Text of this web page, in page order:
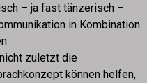
– ja fast tänzerisch –
in Kombination
zuletzt die
können helfen,